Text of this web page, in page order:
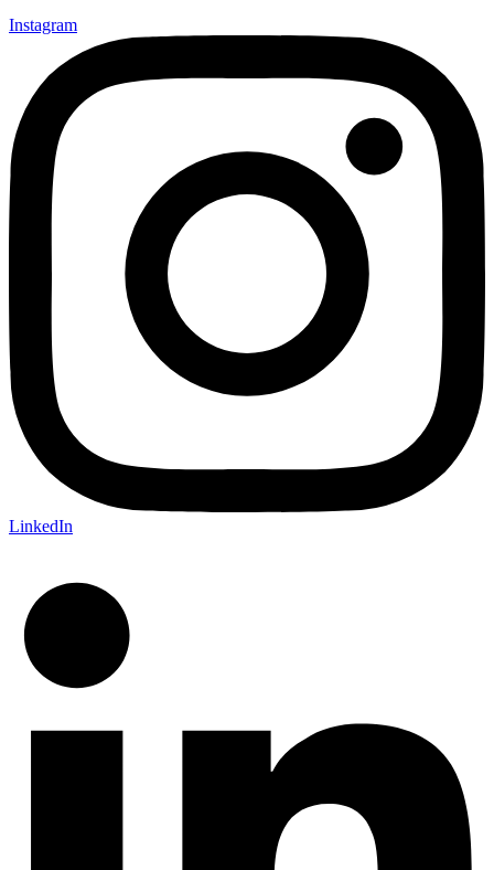
Instagram
LinkedIn